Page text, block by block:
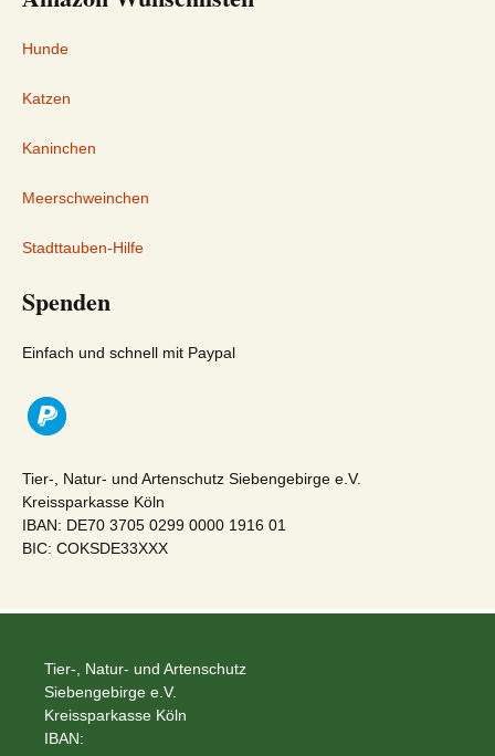
Hunde
Katzen
Kaninchen
Meerschweinchen
Stadttauben-Hilfe
Spenden
Einfach und schnell mit Paypal
Tier-, Natur- und Artenschutz Siebengebirge e.V.
Kreissparkasse Köln
IBAN: DE70 3705 0299 0000 1916 01
BIC: COKSDE33XXX
Tier-, Natur- und Artenschutz
Siebengebirge e.V.
Kreissparkasse Köln
IBAN: